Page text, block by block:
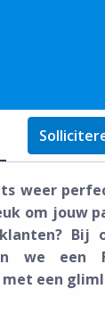
weer
om jouw
Bij
we een
een